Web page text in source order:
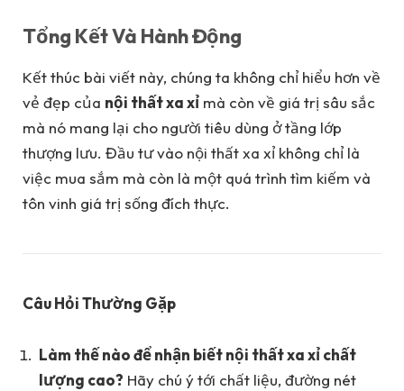
Tổng Kết Và Hành Động
Kết thúc bài viết này, chúng ta không chỉ hiểu hơn về
vẻ đẹp của nội thất xa xỉ mà còn về giá trị sâu sắc
mà nó mang lại cho người tiêu dùng ở tầng lớp
thượng lưu. Đầu tư vào nội thất xa xỉ không chỉ là
việc mua sắm mà còn là một quá trình tìm kiếm và
tôn vinh giá trị sống đích thực.
Câu Hỏi Thường Gặp
Làm thế nào để nhận biết nội thất xa xỉ chất
lượng cao? Hãy chú ý tới chất liệu, đường nét